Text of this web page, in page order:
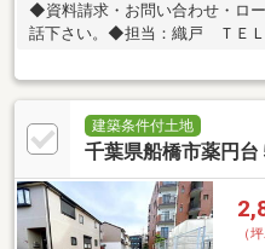
◆資料請求・お問い合わせ・ロ
話下さい。◆担当：織戸 ＴＥＬ
建築条件付土地
千葉県船橋市薬円台
（